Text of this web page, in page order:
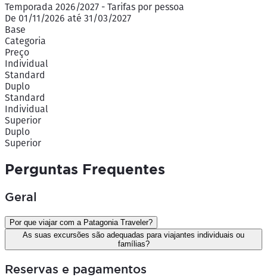
Temporada 2026/2027 - Tarifas por pessoa
De 01/11/2026 até 31/03/2027
Base
Categoria
Preço
Individual
Standard
Duplo
Standard
Individual
Superior
Duplo
Superior
Perguntas Frequentes
Geral
Por que viajar com a Patagonia Traveler?
As suas excursões são adequadas para viajantes individuais ou
famílias?
Reservas e pagamentos